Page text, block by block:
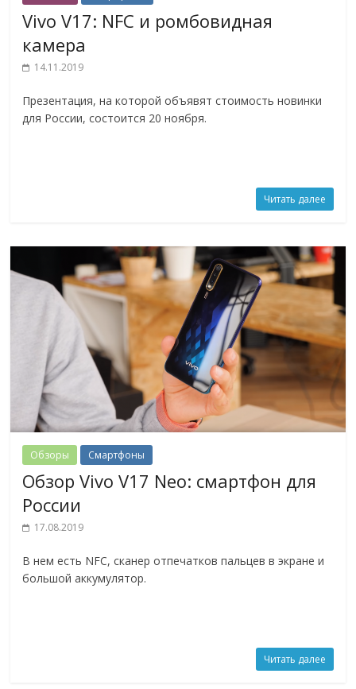
Vivo V17: NFC и ромбовидная
камера
14.11.2019
Презентация, на которой объявят стоимость новинки
для России, состоится 20 ноября.
Читать далее
Обзоры Смартфоны
Обзор Vivo V17 Neo: смартфон для
России
17.08.2019
В нем есть NFC, сканер отпечатков пальцев в экране и
большой аккумулятор.
Читать далее